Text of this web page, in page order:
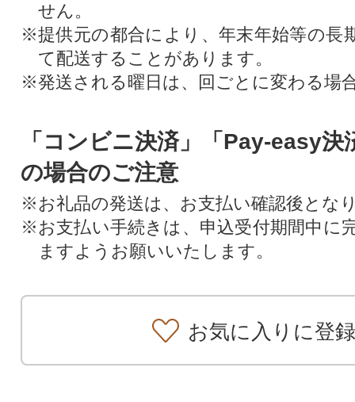
せん。
※提供元の都合により、年末年始等の長
て配送することがあります。
※発送される曜日は、回ごとに変わる場
「コンビニ決済」「Pay-easy決
の場合のご注意
※お礼品の発送は、お支払い確認後とな
※お支払い手続きは、申込受付期間中に
ますようお願いいたします。
お気に入りに登録